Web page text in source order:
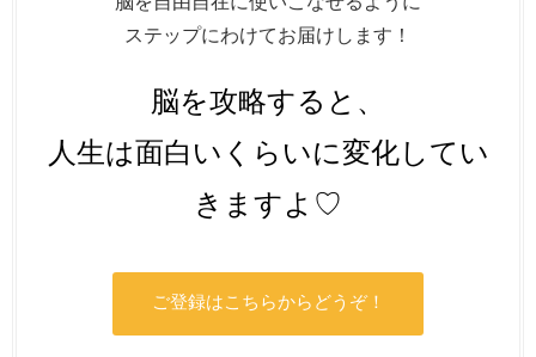
ステップにわけてお届けします！
脳を攻略すると、
人生は面白いくらいに変化してい
きますよ♡
ご登録はこちらからどうぞ！